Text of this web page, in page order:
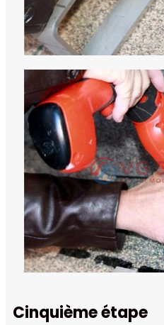
Cinquième étape